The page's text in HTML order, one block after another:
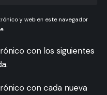
y web en este navegador
con los siguientes
con cada nueva